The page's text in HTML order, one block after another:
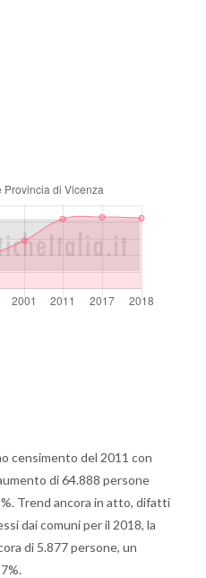
censimento del 2011 con
di 64.888 persone
Trend ancora in atto, difatti
dai comuni per il 2018, la
di 5.877 persone, un